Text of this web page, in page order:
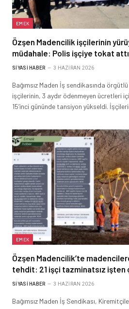
EMEK
Özşen Madencilik işçilerinin
müdahale: Polis işçiye tokat attı
SIYASI HABER 3 HAZIRAN 2026
Bağımsız Maden İş sendikasında
işçilerinin, 3 aydır ödenmeyen ücretleri
15’inci gününde tansiyon yükseldi.
EMEK
Özşen Madencilik’te
tehdit: 21 işçi tazminatsız işten
SIYASI HABER 3 HAZIRAN 2026
Bağımsız Maden İş Sendikası,